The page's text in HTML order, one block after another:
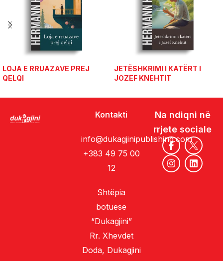
LOJA E RRUAZAVE PREJ
QELQI
JETËSHKRIMI I KATËRT I
JOZEF KNEHTIT
Kontakti
info@dukagjinipublishing.com
+383 49 75 00
12
Shtëpia
botuese
“Dukagjini”
Rr. Xhevdet
Doda, Dukagjini
Na ndiqni në
rrjete sociale